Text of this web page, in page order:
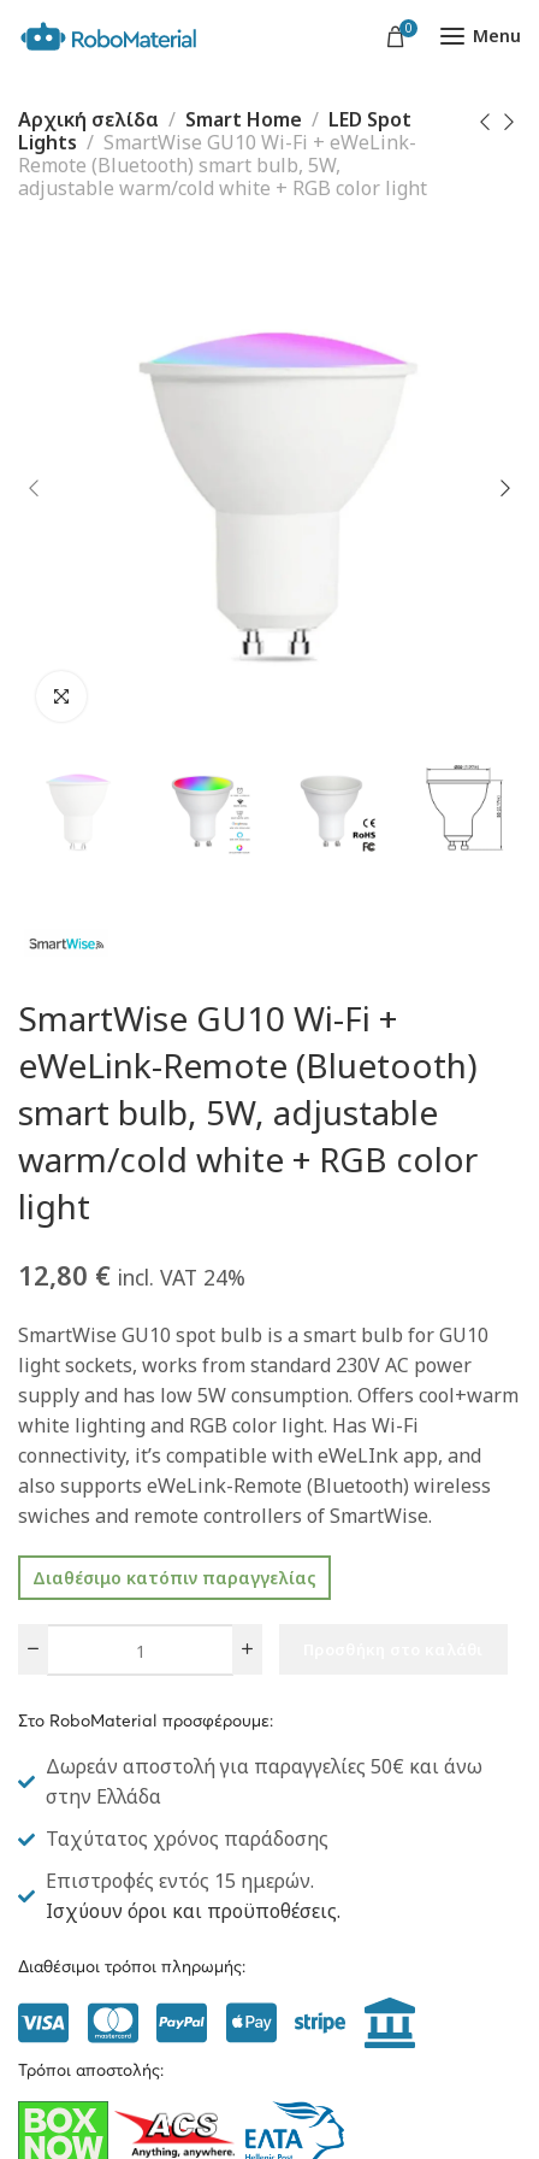
0 Menu
Αρχική σελίδα Smart Home
LED Spot
Lights
SmartWise GU10 Wi-Fi + eWeLink-
Remote (Bluetooth) smart bulb, 5W,
adjustable warm/cold white + RGB color light
SmartWise GU10 Wi-Fi +
eWeLink-Remote (Bluetooth)
smart bulb, 5W, adjustable
warm/cold white + RGB color
light
12,80 € incl. VAT 24%
SmartWise GU10 spot bulb is a smart bulb for GU10
light sockets, works from standard 230V AC power
supply and has low 5W consumption. Offers cool+warm
white lighting and RGB color light. Has Wi-Fi
connectivity, it’s compatible with eWeLInk app, and
also supports eWeLink-Remote (Bluetooth) wireless
swiches and remote controllers of SmartWise.
Διαθέσιμο κατόπιν παραγγελίας
Στο RoboMaterial προσφέρουμε:
Δωρεάν αποστολή για παραγγελίες 50€ και άνω
στην Ελλάδα
Ταχύτατος χρόνος παράδοσης
Επιστροφές εντός 15 ημερών.
Ισχύουν όροι και προϋποθέσεις.
Διαθέσιμοι τρόποι πληρωμής:
Τρόποι αποστολής: